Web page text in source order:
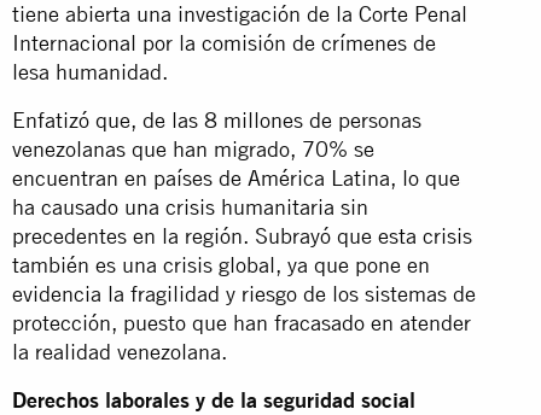
tiene abierta una investigación de la Corte Penal
Internacional por la comisión de crímenes de
lesa humanidad.
Enfatizó que, de las 8 millones de personas
venezolanas que han migrado, 70% se
encuentran en países de América Latina, lo que
ha causado una crisis humanitaria sin
precedentes en la región. Subrayó que esta crisis
también es una crisis global, ya que pone en
evidencia la fragilidad y riesgo de los sistemas de
protección, puesto que han fracasado en atender
la realidad venezolana.
Derechos laborales y de la seguridad social